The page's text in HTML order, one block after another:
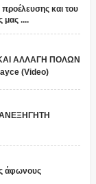
και του
μας ....
ΑΛΛΑΓΗ ΠΟΛΩΝ
(Video)
άφωνους